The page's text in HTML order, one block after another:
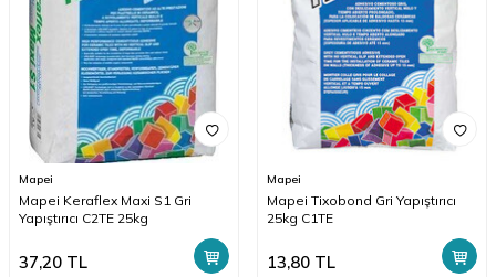
Mapei
Mapei Keraflex Maxi S1 Gri
Yapıştırıcı C2TE 25kg
37,20 TL
Mapei
Mapei Tixobond Gri Yapıştırıcı
25kg C1TE
13,80 TL